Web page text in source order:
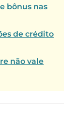
bônus nas
de crédito
não vale